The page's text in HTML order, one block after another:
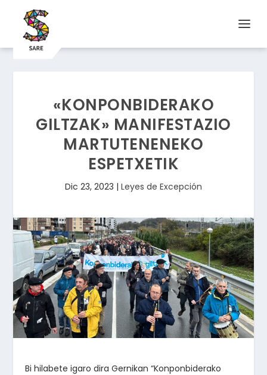
«KONPONBIDERAKO
GILTZAK» MANIFESTAZIO
MARTUTENENEKO
ESPETXETIK
Dic 23, 2023 | Leyes de Excepción
Bi hilabete igaro dira Gernikan “Konponbiderako